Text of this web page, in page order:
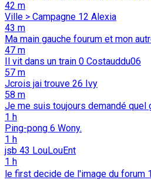
42 m
Ville > Campagne 12 Alexia
43 m
Ma main gauche fourum et mon
47 m
Il vit dans un train 0 Costauddu06
57 m
Jcrois jai trouve 26 Ivy
58 m
Je me suis toujours demandé quel
1 h
Ping-pong 6 Wony.
1 h
jsb 43 LouLouEnt
1 h
le first decide de l'image du forum